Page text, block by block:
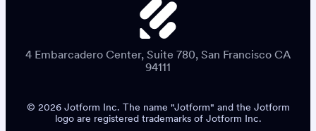
4 Embarcadero Center, Suite 780, San Francisco CA
94111
© 2026 Jotform Inc. The name "Jotform" and the Jotform
logo are registered trademarks of Jotform Inc.